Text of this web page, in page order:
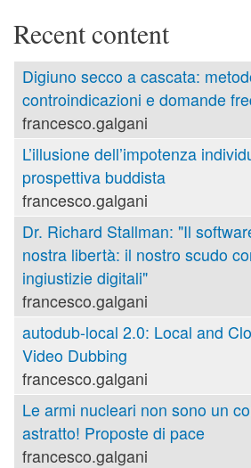
Recent content
Digiuno secco a cascata:
controindicazioni e domande
francesco.galgani
L’illusione dell’impotenza
prospettiva buddista
francesco.galgani
Dr. Richard Stallman: "Il
nostra libertà: il nostro scudo
ingiustizie digitali"
francesco.galgani
autodub-local 2.0: Local and
Video Dubbing
francesco.galgani
Le armi nucleari non sono un
astratto! Proposte di pace
francesco.galgani